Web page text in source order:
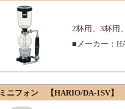
2杯用、3杯用
■メーカー：
ミニフォン 【HARIO/DA-1SV】